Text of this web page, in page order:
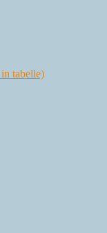
tabelle)